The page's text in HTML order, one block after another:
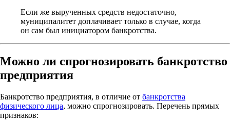
Если же вырученных средств недостаточно,
муниципалитет доплачивает только в случае, когда
он сам был инициатором банкротства.
Можно ли спрогнозировать банкротство
предприятия
Банкротство предприятия, в отличие от банкротства
физического лица, можно спрогнозировать. Перечень прямых
признаков: